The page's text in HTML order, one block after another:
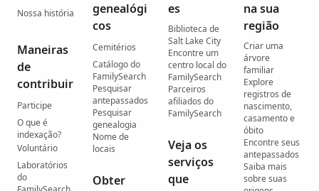
Nossa história
Maneiras
de
contribuir
Participe
O que é
indexação?
Voluntário
Laboratórios
do
genealógi
cos
Cemitérios
Catálogo do
FamilySearch
Pesquisar
antepassados
Pesquisar
genealogia
Nome de
locais
Obter
es
Biblioteca de
Salt Lake City
Encontre um
centro local do
FamilySearch
Parceiros
afiliados do
FamilySearch
Veja os
serviços
que
na sua
região
Criar uma
árvore
familiar
Explore
registros de
nascimento,
casamento e
óbito
Encontre seus
antepassados
Saiba mais
sobre suas